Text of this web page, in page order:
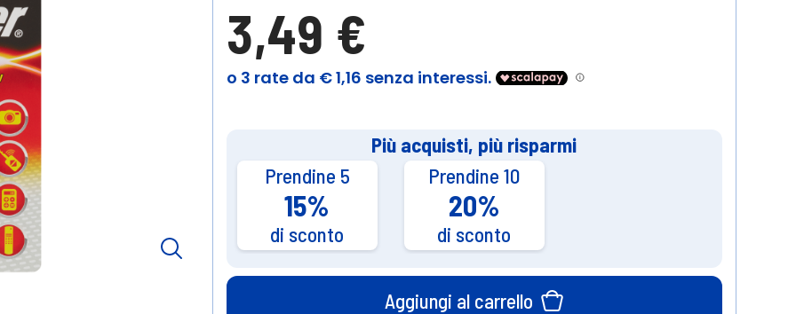
3,49 €
Più acquisti, più risparmi
Prendine 5
15%
di sconto
Prendine 10
20%
di sconto
Aggiungi al carrello